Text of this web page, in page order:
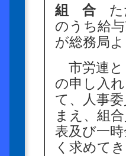
組 合た
のうち給
が総務局
市労連と
の申し入
て、人事
まえ、組
表及び一
く求めて